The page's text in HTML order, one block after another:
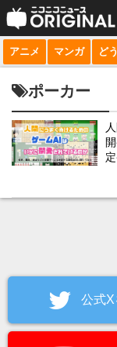
サービス一覧
niconico
動画
生放送
ニコニコQ
アニメ マンガ ど
ポーカー
公式X